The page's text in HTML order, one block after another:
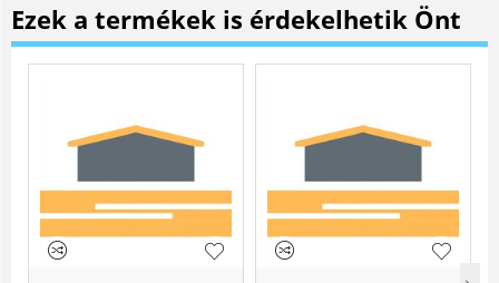
Ezek a termékek is érdekelhetik Önt